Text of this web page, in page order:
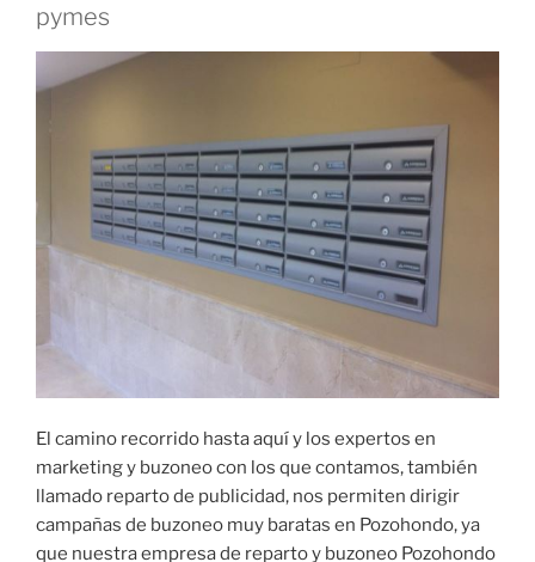
pymes
El camino recorrido hasta aquí y los expertos en
marketing y buzoneo con los que contamos, también
llamado reparto de publicidad, nos permiten dirigir
campañas de buzoneo muy baratas en Pozohondo, ya
que nuestra empresa de reparto y buzoneo Pozohondo